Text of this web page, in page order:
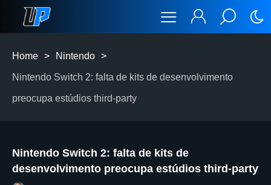
Home > Nintendo >
Nintendo Switch 2: falta de kits de desenvolvimento
preocupa estúdios third-party
Nintendo Switch 2: falta de kits de
desenvolvimento preocupa estúdios third-party